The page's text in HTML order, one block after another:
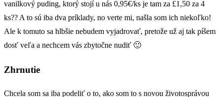
vanilkový puding, ktorý stojí u nás 0,95€/ks je tam za £1,50 za 4
ks?? A to sú iba dva príklady, no verte mi, našla som ich niekoľko!
Ale k tomuto sa hlbšie nebudem vyjadrovať, pretože už aj tak píšem
dosť veľa a nechcem vás zbytočne nudiť 🙂
Zhrnutie
Chcela som sa iba podeliť o to, ako som to s novou životosprávou